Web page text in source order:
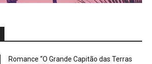
Romance “O Grande Capitão das Terras